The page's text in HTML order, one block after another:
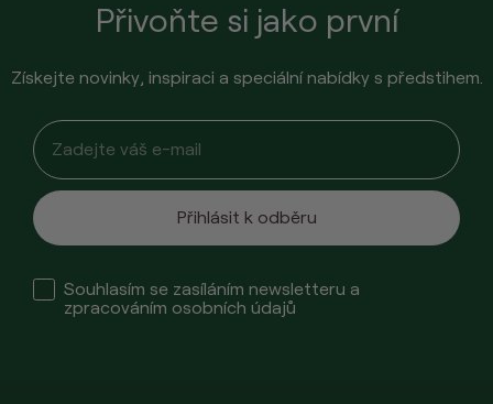
Přivoňte si jako první
Získejte novinky, inspiraci a speciální nabídky s předstihem.
Email input
Přihlásit k odběru
Check box
Souhlasím se zasíláním newsletteru a
zpracováním osobních údajů